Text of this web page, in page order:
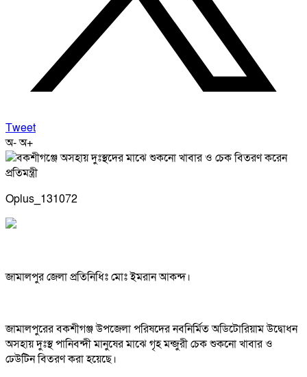
Tweet
অ-অ+
Oplus_131072
জামালপুর জেলা প্রতিনিধিঃ মোঃ ইমরান আকন্দ।
জামালপুরের বকশীগঞ্জ উপজেলা পরিষদের নবনির্মিত অডিটোরিয়াম উদ্বোধন
অসহায় দুঃস্থ পানিবন্দী মানুষের মাঝে গৃহ মন্জুরী চেক শুকনো খাবার ও
ঢেউটিন বিতরণ করা হয়েছে।